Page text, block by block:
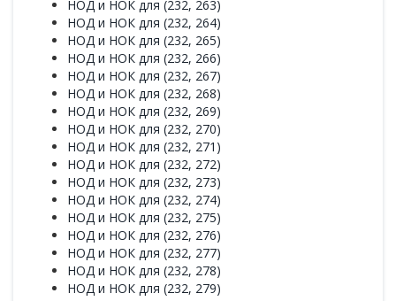
НОД и НОК для (232, 263)
НОД и НОК для (232, 264)
НОД и НОК для (232, 265)
НОД и НОК для (232, 266)
НОД и НОК для (232, 267)
НОД и НОК для (232, 268)
НОД и НОК для (232, 269)
НОД и НОК для (232, 270)
НОД и НОК для (232, 271)
НОД и НОК для (232, 272)
НОД и НОК для (232, 273)
НОД и НОК для (232, 274)
НОД и НОК для (232, 275)
НОД и НОК для (232, 276)
НОД и НОК для (232, 277)
НОД и НОК для (232, 278)
НОД и НОК для (232, 279)